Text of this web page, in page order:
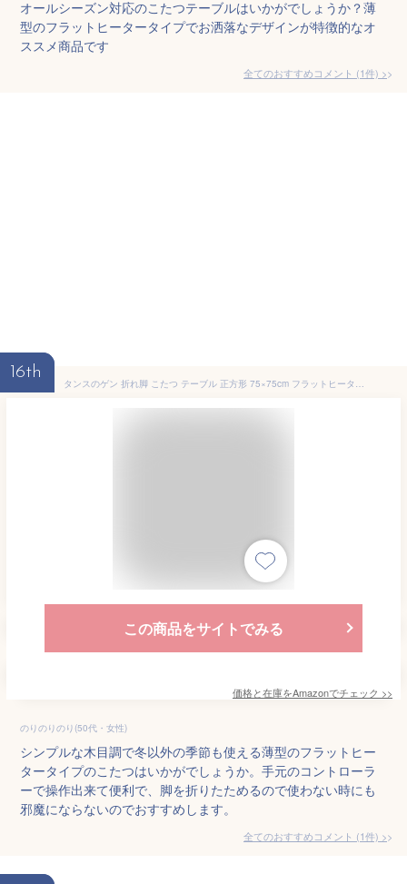
オールシーズン対応のこたつテーブルはいかがでしょうか？薄
型のフラットヒータータイプでお洒落なデザインが特徴的なオ
ススメ商品です
全てのおすすめコメント (1件) >
16th
タンスのゲン 折れ脚 こたつ テーブル 正方形 75×75cm フラットヒーター 手元コントローラー 木目 天板リバーシブル ウォールナット 21300016 WN 【51031】
この商品をサイトでみる
価格と在庫をAmazonでチェック >>
のりのりのり(50代・女性)
シンプルな木目調で冬以外の季節も使える薄型のフラットヒー
タータイプのこたつはいかがでしょうか。手元のコントローラ
ーで操作出来て便利で、脚を折りたためるので使わない時にも
邪魔にならないのでおすすめします。
全てのおすすめコメント (1件) >